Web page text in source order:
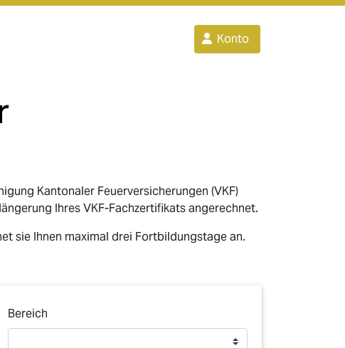
Konto
Kantonaler Feuerversicherungen (VKF)
Ihres VKF-Fachzertifikats angerechnet.
sie Ihnen maximal drei Fortbildungstage an.
Bereich